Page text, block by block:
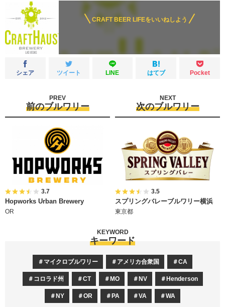
CRAFT BEER LIFEをいいねしよう
シェア ツイート LINE はてブ Pocket
前のブルワリー
PREV
3.7
Hopworks Urban Brewery
OR
次のブルワリー
NEXT
3.5
スプリングバレーブルワリー横浜
東京都
キーワード
KEYWORD
マイクロブルワリー アメリカ合衆国 CA
コロラド州 CT MO NV Henderson
NY OR PA VA WA